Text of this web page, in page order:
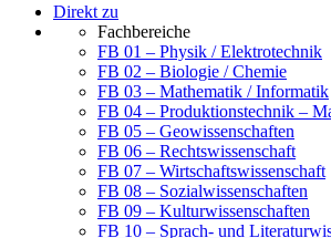
Direkt zu
Fachbereiche
FB 01 – Physik / Elektrotechnik
FB 02 – Biologie / Chemie
FB 03 – Mathematik / Informatik
FB 04 – Produktionstechnik –
FB 05 – Geowissenschaften
FB 06 – Rechtswissenschaft
FB 07 – Wirtschaftswissenschaft
FB 08 – Sozialwissenschaften
FB 09 – Kulturwissenschaften
FB 10 – Sprach- und